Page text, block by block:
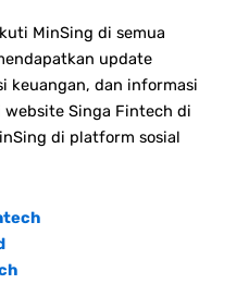
MinSing di semua
update
keuangan, dan informasi
Singa Fintech di
di platform sosial